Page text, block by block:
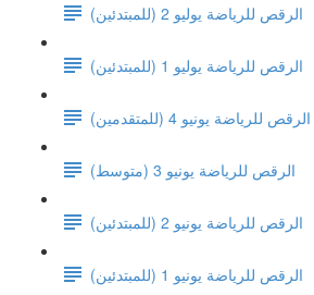
الرقص للرياضة يوليو 2 (للمبتدئين)
الرقص للرياضة يوليو 1 (للمبتدئين)
الرقص للرياضة يونيو 3 (متوسط)
الرقص للرياضة يونيو 2 (للمبتدئين)
الرقص للرياضة يونيو 1 (للمبتدئين)